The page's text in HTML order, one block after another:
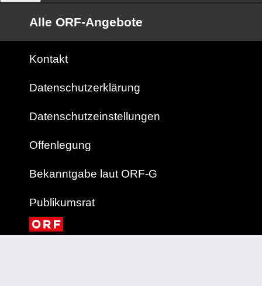
Alle ORF-Angebote
Kontakt
Datenschutzerklärung
Datenschutzeinstellungen
Offenlegung
Bekanntgabe laut ORF-G
Publikumsrat